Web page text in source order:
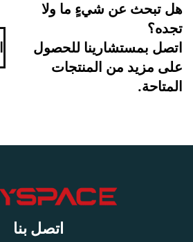
هل تبحث عن شيءٍ ما ولا
تجده؟
اتصل بمستشارينا للحصول
على مزيد من المنتجات
المتاحة.
اتصل بنا